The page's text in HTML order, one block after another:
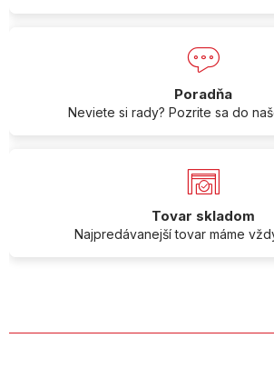
Poradňa
Neviete si rady? Pozrite sa do
Tovar skladom
Najpredávanejší tovar máme